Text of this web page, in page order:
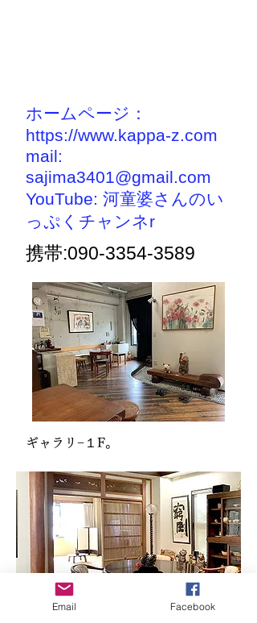
ホームページ：
https://www.kappa-z.com
mail:
sajima3401@gmail.com
YouTube: 河童婆さんのい
っぷくチャンネr
​携帯:090-3354-3589
​ギャラリ−１F。
Email Facebook